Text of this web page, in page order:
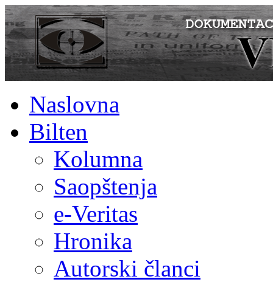
Naslovna
Bilten
Kolumna
Saopštenja
e-Veritas
Hronika
Autorski članci